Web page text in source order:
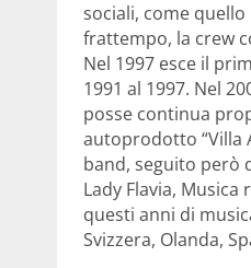
sociali, come
frattempo, la crew
Nel 1997 esce il
1991 al 1997. Nel
posse continua
autoprodotto “Villa
band, seguito però
Lady Flavia,
questi anni di
Svizzera, Olanda,